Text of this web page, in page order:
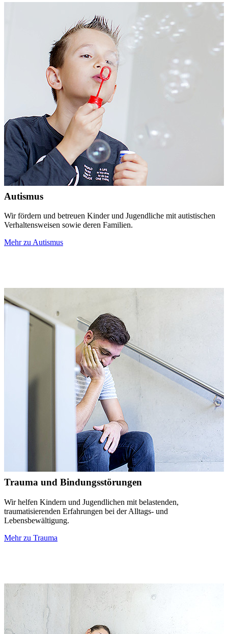
Autismus
Wir fördern und betreuen Kinder und Jugendliche mit autistischen
Verhaltensweisen sowie deren Familien.
Mehr zu Autismus
Trauma und Bindungsstörungen
Wir helfen Kindern und Jugendlichen mit belastenden,
traumatisierenden Erfahrungen bei der Alltags- und
Lebensbewältigung.
Mehr zu Trauma